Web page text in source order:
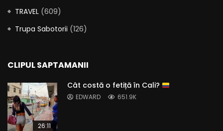
TRAVEL (609)
Trupa Sabotorii (126)
CLIPUL SAPTAMANII
26:11
Cât costă o fetiță în Cali?
EDWARD 651.9K